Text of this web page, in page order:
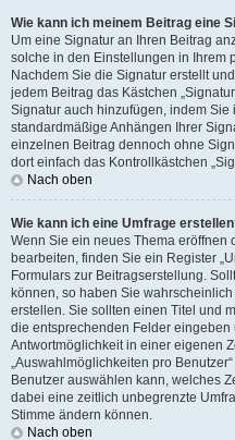
Wie kann ich meinem Beitrag eine
Um eine Signatur an Ihren Beitrag
solche in den Einstellungen in Ihrem
Nachdem Sie die Signatur erstellt
jedem Beitrag das Kästchen
Signatur auch hinzufügen, indem
standardmäßige Anhängen Ihrer
einzelnen Beitrag dennoch ohne
dort einfach das Kontrollkästchen
Nach oben
Wie kann ich eine Umfrage
Wenn Sie ein neues Thema eröffnen
bearbeiten, finden Sie ein Register
Formulars zur Beitragserstellung.
können, so haben Sie
erstellen. Sie sollten einen Titel und
die entsprechenden Felder
Antwortmöglichkeit in einer eigenen
„Auswahlmöglichkeiten pro
Benutzer auswählen kann, welches
dabei eine zeitlich unbegrenzte
Stimme ändern können.
Nach oben